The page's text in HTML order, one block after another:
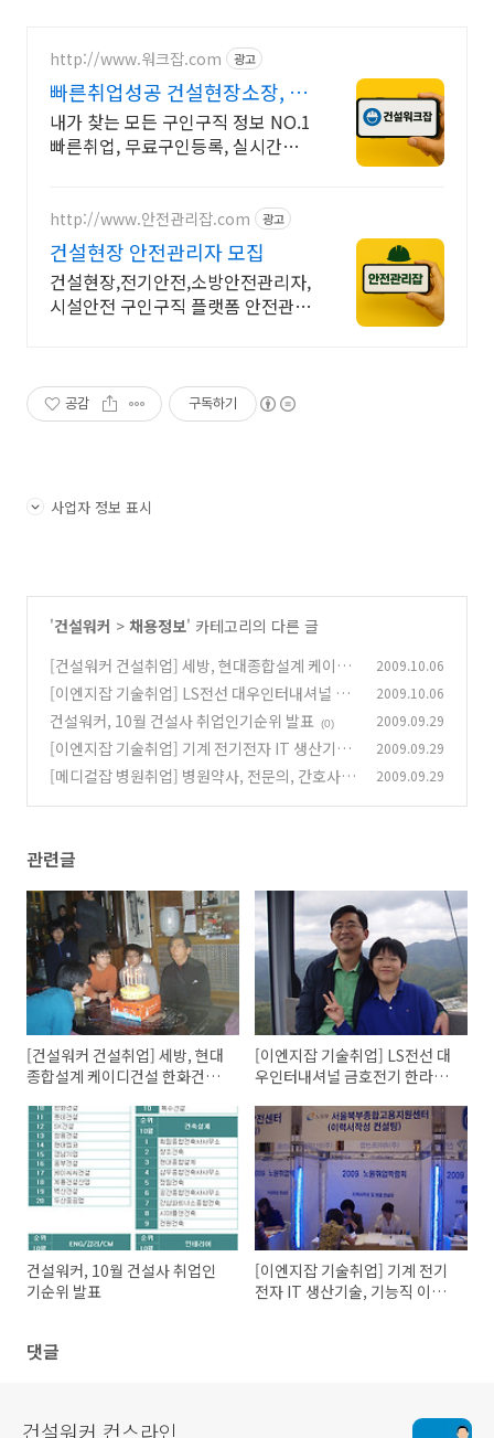
http://www.워크잡.com 광고
빠른취업성공 건설현장소장, 경
비원, 건축인부, 노가다
내가 찾는 모든 구인구직 정보 NO.1
빠른취업, 무료구인등록, 실시간채
http://www.안전관리잡.com 광고
건설현장 안전관리자 모집
건설현장,전기안전,소방안전관리자,
시설안전 구인구직 플랫폼 안전관리
공감 구독하기
사업자 정보 표시
'건설워커 > 채용정보' 카테고리의 다른 글
[건설워커 건설취업] 세방, 현대종합설계 케이디
건설 한화건설 금호건설 간삼파트너스
(0)
2009.10.06
[이엔지잡 기술취업] LS전선 대우인터내셔널 금
호전기 한라공조 현대알루미늄
(0)
2009.10.06
건설워커, 10월 건설사 취업인기순위 발표 (0) 2009.09.29
[이엔지잡 기술취업] 기계 전기전자 IT 생산기술,
기능직 이공계 구인구직
(0)
2009.09.29
[메디컬잡 병원취업] 병원약사, 전문의, 간호사,
2009.09.29
관련글
[건설워커 건설취업] 세방, 현대
종합설계 케이디건설 한화건설
[이엔지잡 기술취업] LS전선 대
우인터내셔널 금호전기 한라공
건설워커, 10월 건설사 취업인
기순위 발표
[이엔지잡 기술취업] 기계 전기
전자 IT 생산기술, 기능직 이공
댓글
건설워커 컨스라인